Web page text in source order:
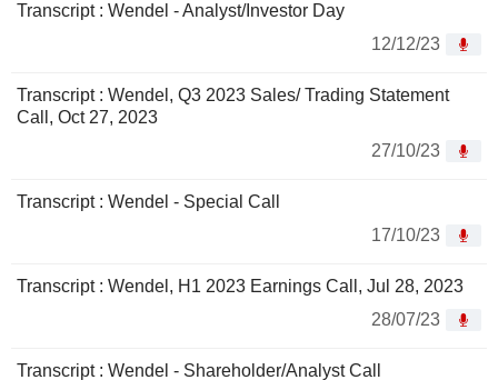
Transcript : Wendel - Analyst/Investor Day
12/12/23
Transcript : Wendel, Q3 2023 Sales/ Trading Statement
Call, Oct 27, 2023
27/10/23
Transcript : Wendel - Special Call
17/10/23
Transcript : Wendel, H1 2023 Earnings Call, Jul 28, 2023
28/07/23
Transcript : Wendel - Shareholder/Analyst Call